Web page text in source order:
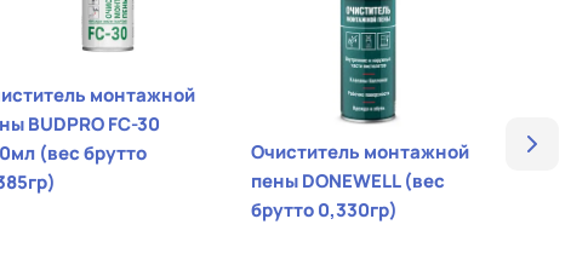
монтажным ножом.
монтажной пены.
подоконников.
монтажной
BUDPRO FC-30
брутто
Очиститель монтажной
пены DONEWELL (вес
брутто 0,330гр)